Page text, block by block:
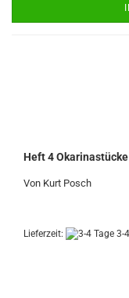
Heft 4
Von Kurt Posch
Lieferzeit: 3-